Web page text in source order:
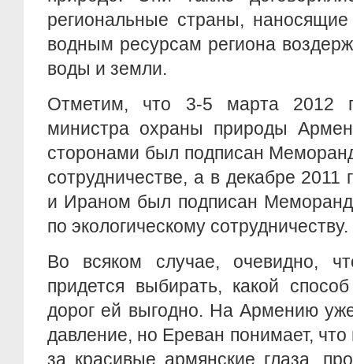
региональные страны,
водным ресурсам региона
воды и земли.
Отметим, что 3-5 марта 2012
министра охраны природы
сторонами был подписан
сотрудничестве, а в декабре
и Ираном был подписан
по экологическому сотрудничеству.
Во всяком случае, очевидно,
придется выбирать, какой
дорог ей выгодно. На Армению
давление, но Ереван понимает, что
за красивые армянские глаза,